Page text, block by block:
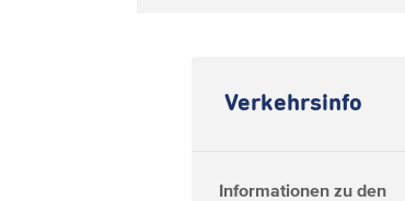
Verkehrsinfo
Informationen zu den